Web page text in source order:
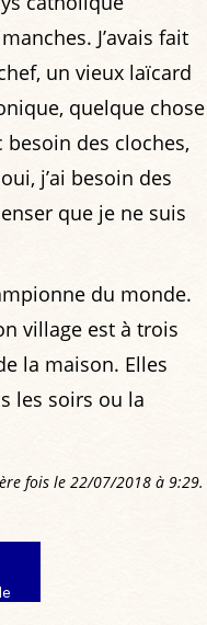
J’avais fait
un vieux laïcard
quelque chose
besoin des cloches,
j’ai besoin des
que je ne suis
du monde.
village est à trois
la maison. Elles
les soirs ou la
fois le 22/07/2018 à 9:29.